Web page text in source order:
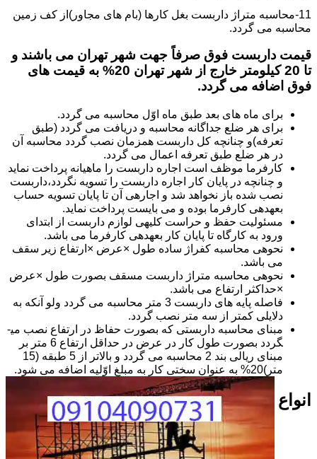
11-محاسبه متراژ داربست بغل کارها (بام های مجاور)از کف زمین
محاسبه می گردد.
قیمت داربست فوق صرفاً جهت شهر تهران می باشند و
تا 20 کیلومتر خارج از شهر تهران 20% به قیمت های
فوق اضافه می گردد.
برای ماه های بعد طبق ماه اوّل محاسبه می گردد.
برای هر ضلع جداگانه محاسبه و دریافت می گردد (طبق
تعرفه)و چنانچه کل داربست همزمان نصب گردد محاسبه آن
در هر ضلع طبق تعرفه اعمال می گردد.
کارفرما موظف است اجاره داربست را ماهیانه پرداخت نماید
و چنانچه در پایان کار اجاره داربست را تسویه نگردد،داربست
نصب شده باز نخواهد شد و اجاره­ی آن تا پایان تسویه حساب
بعهده­ی کارفرما بوده و می بایست پرداخت نماید.
مسئولیت حفظ و حراست کلیه­ی لوازم داربست از ابتدای
ورود به کارگاه تا پایان کار بعهده­ی کارفرما می باشد.
نحوه­ی محاسبه کفراژ ساده طول ×عرض ×ارتفاع زیر سقف
می باشد.
نحوه­ی محاسبه متراژ داربست مسقف بصورت طول ×عرض
×حداکثر ارتفاع می باشد.
فاصله پایه های داربست 3 متر محاسبه می گردد ولو آنکه به
دلایلی کمتر از سه متر نصب گردد.
مبنای محاسبه داربستی که بصورت حفاظ در ارتفاع نصب می­
گردد بصورت طول کار در عرض در حداقل ارتفاع 6 متر بر
مبنای ریالی بند 2 محاسبه می گردد و بالاتر از 5 طبقه (15
متر)20% به عنوان سختی کار به مبلغ اوّلیه اضافه می شود.
انواع